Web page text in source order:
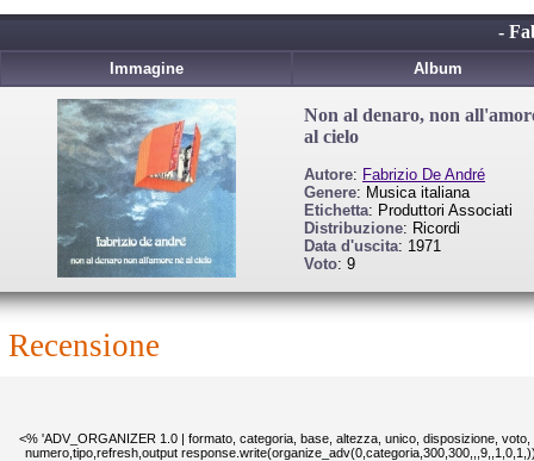
-
Immagine Album
Non al denaro, non
al cielo
Autore: Fabrizio De André
Genere: Musica italiana
Etichetta: Produttori Associati
Distribuzione: Ricordi
Data d'uscita: 1971
Voto: 9
recensione
<% 'ADV_ORGANIZER 1.0 | formato, categoria, base, altezza, unico, disposizione, voto,
numero,tipo,refresh,output